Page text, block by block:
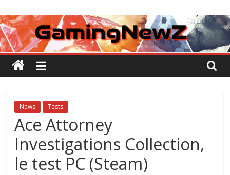
au
contenu
GamingNewZ
Tests
et
Actu
des
vidéo
News Tests
Ace Attorney
Investigations Collection,
le test PC (Steam)